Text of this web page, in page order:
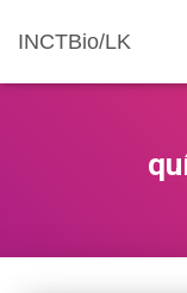
INCTBio/LK